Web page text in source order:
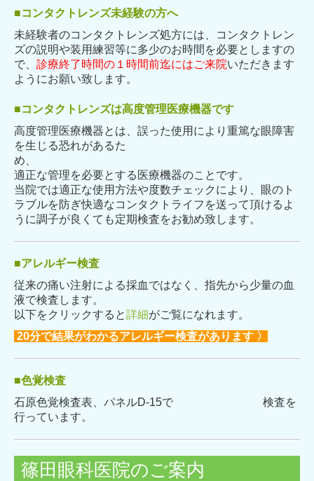
■コンタクトレンズ未経験の方へ
未経験者のコンタクトレンズ処方には、コンタクトレン
ズの説明や装用練習等に多少のお時間を必要としますの
で、 診療終了時間の１時間前迄にはご来院いただきます
ようにお願い致します。
■コンタクトレンズは高度管理医療機器です
高度管理医療機器とは、誤った使用により重篤な眼障害
を生じる恐れがあるた
め、
適正な管理を必要とする医療機器のことです。
当院では適正な使用方法や度数チェックにより、眼のト
ラブルを防ぎ快適なコンタクトライフを送って頂けるよ
うに調子が良くても定期検査をお勧め致します。
■アレルギー検査
従来の痛い注射による採血ではなく、指先から少量の血
液で検査します。
以下をクリックすると詳細がご覧になれます。
20分で結果がわかるアレルギー検査があります 〉
■色覚検査
石原色覚検査表、パネルD-15で 検査を
行っています。
篠田眼科医院のご案内